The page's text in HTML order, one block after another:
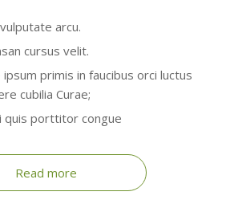
arcu.
cursus velit.
primis in faucibus orci luctus
cubilia Curae;
quis porttitor congue
Read more